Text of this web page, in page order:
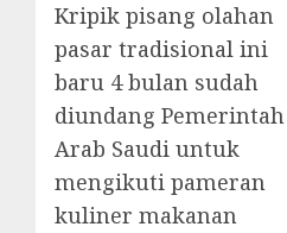
Kripik pisang olahan
pasar tradisional ini
baru 4 bulan sudah
diundang Pemerintah
Arab Saudi untuk
mengikuti pameran
kuliner makanan